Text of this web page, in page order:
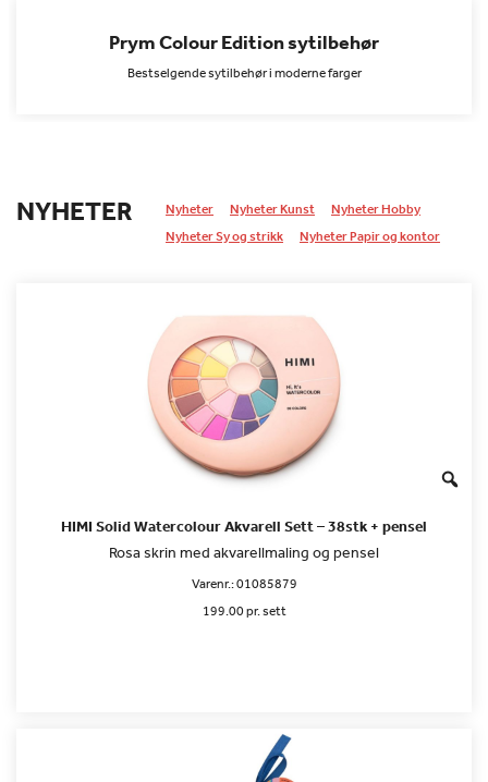
Prym Colour Edition sytilbehør
Bestselgende sytilbehør i moderne farger
NYHETER Nyheter Nyheter Kunst
Nyheter Hobby
Nyheter Sy og strikk
Nyheter Papir og kontor
HIMI Solid Watercolour Akvarell Sett – 38stk + pensel
Rosa skrin med akvarellmaling og pensel
Varenr.:01085879
199.00 pr. sett